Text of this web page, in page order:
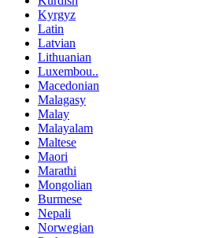
Kyrgyz
Latin
Latvian
Lithuanian
Luxembou..
Macedonian
Malagasy
Malay
Malayalam
Maltese
Maori
Marathi
Mongolian
Burmese
Nepali
Norwegian